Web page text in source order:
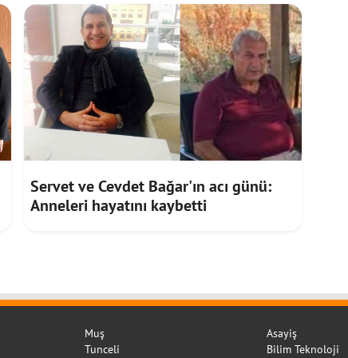
Servet ve Cevdet Bağar'ın acı günü:
Anneleri hayatını kaybetti
Muş
Tunceli
Asayiş
Bilim Teknoloji